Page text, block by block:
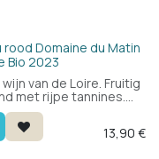
rood Domaine du Matin
Bio 2023
van de Loire. Fruitig
met rijpe tannines.
fruitige rode Loire wijn
zachte prijs. 100%
Franc. 13,90 €